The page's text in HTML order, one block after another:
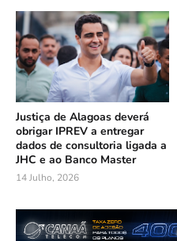
Justiça de Alagoas deverá
obrigar IPREV a entregar
dados de consultoria ligada a
JHC e ao Banco Master
14 Julho, 2026